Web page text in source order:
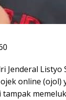
Jenderal
online (ojol)
tampak